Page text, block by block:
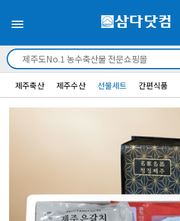
제주축산 제주수산 선물세트 간편식품